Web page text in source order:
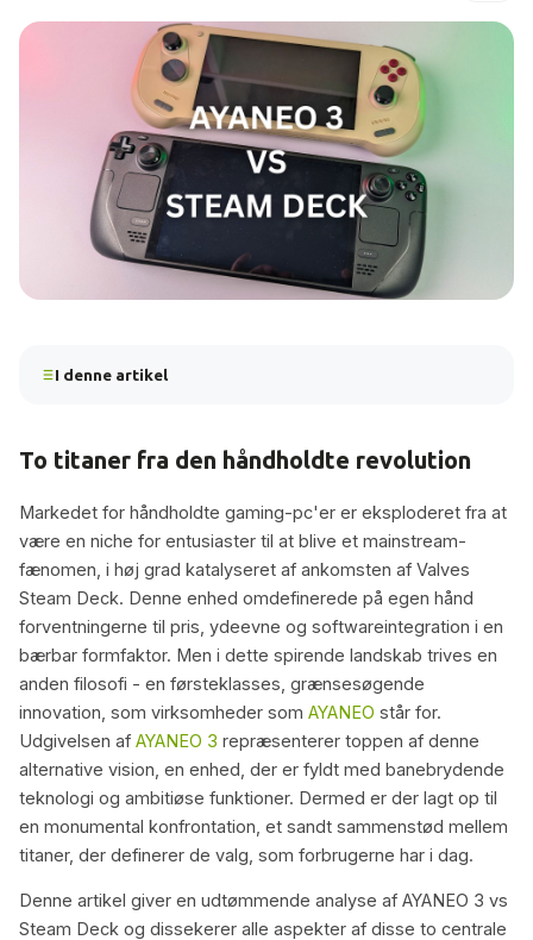
I denne artikel
To titaner fra den håndholdte revolution
Markedet for håndholdte gaming-pc'er er eksploderet fra at
være en niche for entusiaster til at blive et mainstream-
fænomen, i høj grad katalyseret af ankomsten af Valves
Steam Deck. Denne enhed omdefinerede på egen hånd
forventningerne til pris, ydeevne og softwareintegration i en
bærbar formfaktor. Men i dette spirende landskab trives en
anden filosofi - en førsteklasses, grænsesøgende
innovation, som virksomheder som AYANEO står for.
Udgivelsen af AYANEO 3 repræsenterer toppen af denne
alternative vision, en enhed, der er fyldt med banebrydende
teknologi og ambitiøse funktioner. Dermed er der lagt op til
en monumental konfrontation, et sandt sammenstød mellem
titaner, der definerer de valg, som forbrugerne har i dag.
Denne artikel giver en udtømmende analyse af AYANEO 3 vs
Steam Deck og dissekerer alle aspekter af disse to centrale